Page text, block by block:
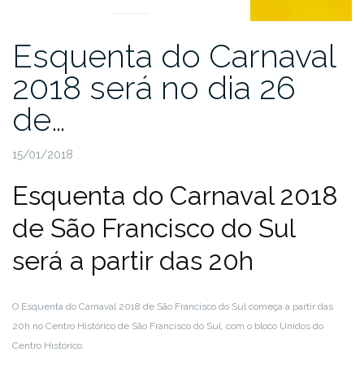
Esquenta do Carnaval
2018 será no dia 26
de…
15/01/2018
Esquenta do Carnaval 2018
de São Francisco do Sul
será a partir das 20h
O Esquenta do Carnaval 2018 de São Francisco do Sul começa a partir das
20h no Centro Histórico de São Francisco do Sul, com o bloco Unidos do
Centro Histórico.